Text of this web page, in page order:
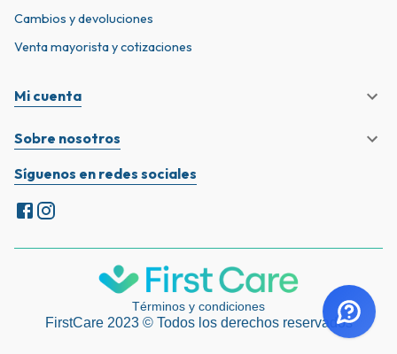
Cambios y devoluciones
Venta mayorista y cotizaciones
Mi cuenta
Sobre nosotros
Síguenos en redes sociales
Términos y condiciones
FirstCare 2023 © Todos los derechos reservados